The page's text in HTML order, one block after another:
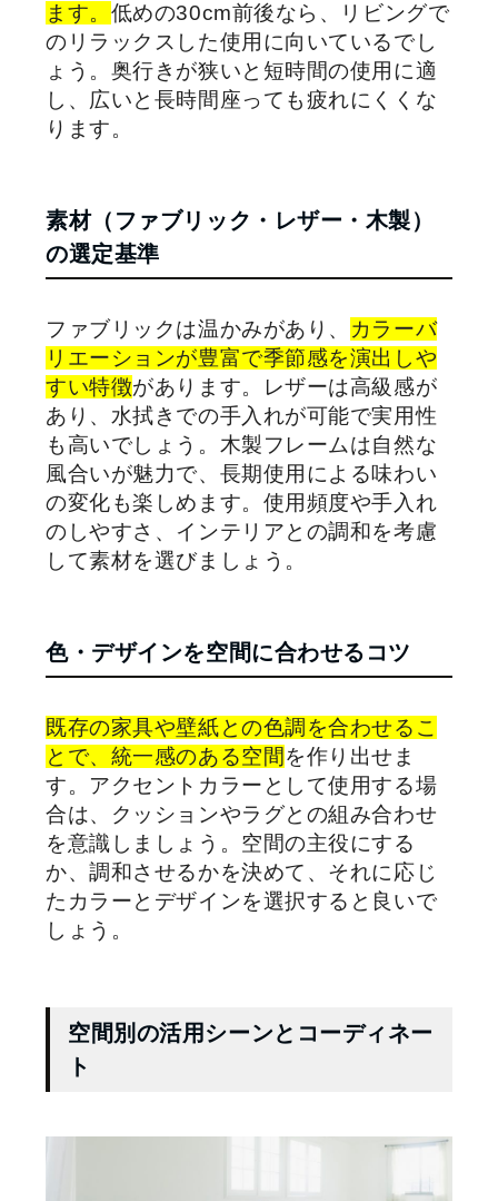
ます。 低めの30cm前後なら、リビングで
のリラックスした使用に向いているでし
ょう。奥行きが狭いと短時間の使用に適
し、広いと長時間座っても疲れにくくな
ります。
素材（ファブリック・レザー・木製）
の選定基準
ファブリックは温かみがあり、 カラーバ
リエーションが豊富で季節感を演出しや
すい特徴があります。レザーは高級感が
あり、水拭きでの手入れが可能で実用性
も高いでしょう。木製フレームは自然な
風合いが魅力で、長期使用による味わい
の変化も楽しめます。使用頻度や手入れ
のしやすさ、インテリアとの調和を考慮
して素材を選びましょう。
色・デザインを空間に合わせるコツ
既存の家具や壁紙との色調を合わせるこ
とで、統一感のある空間を作り出せま
す。アクセントカラーとして使用する場
合は、クッションやラグとの組み合わせ
を意識しましょう。空間の主役にする
か、調和させるかを決めて、それに応じ
たカラーとデザインを選択すると良いで
しょう。
空間別の活用シーンとコーディネー
ト